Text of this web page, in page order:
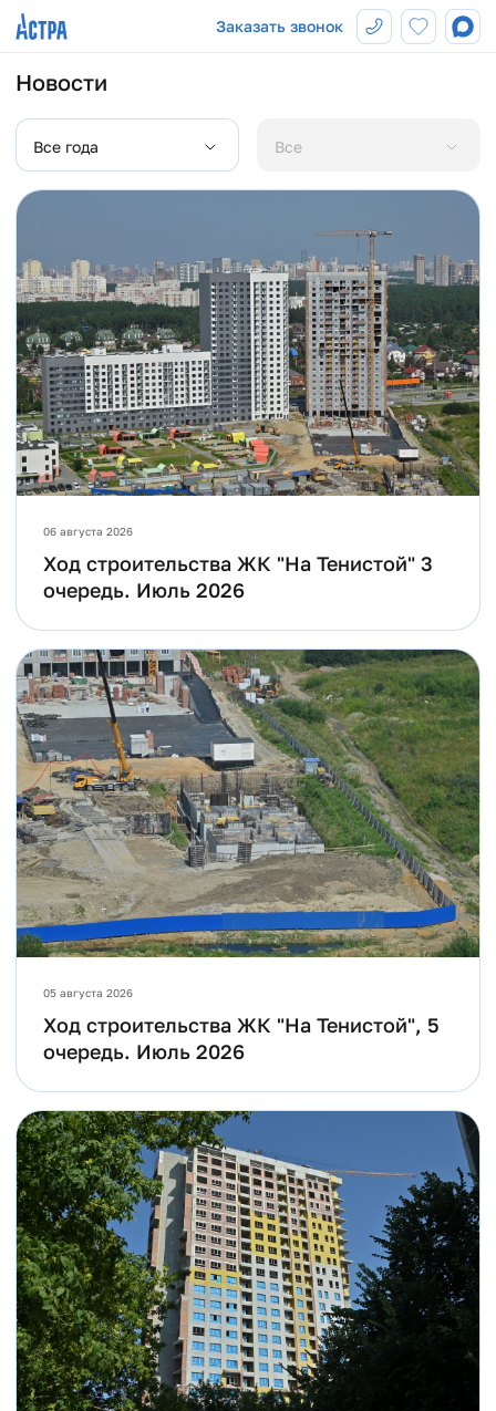
Заказать звонок
Новости
Все года Все
06 августа 2026
Ход строительства ЖК "На Тенистой" 3
очередь. Июль 2026
05 августа 2026
Ход строительства ЖК "На Тенистой", 5
очередь. Июль 2026